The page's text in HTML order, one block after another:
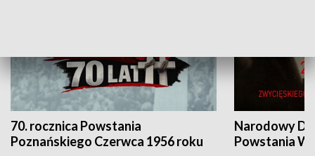
70. rocznica Powstania
Poznańskiego Czerwca 1956 roku
Narodowy
Powstania